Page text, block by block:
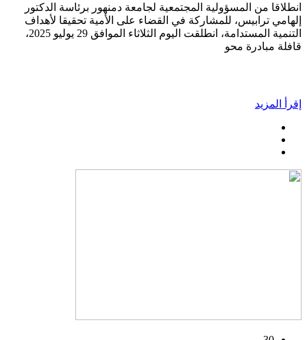
انطلاقا من المسؤولية المجتمعية لجامعة دمنهور برئاسة الدكتور
إلهامي ترابيس، للمشاركة في القضاء على الأمية تحقيقا لأهداف
التنمية المستدامة، انطلقت اليوم الثلاثاء الموافق 29 يوليو 2025،
قافلة مبادرة محو
إقرأ المزيد